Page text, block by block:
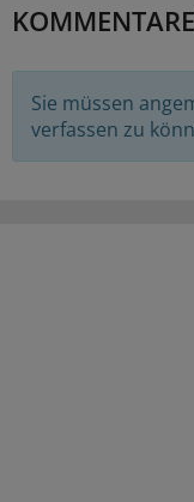
KOMMENTARE
Sie müssen
verfassen zu